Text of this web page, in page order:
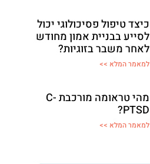
כיצד טיפול פסיכולוגי יכול
לסייע בבניית אמון מחודש
לאחר משבר בזוגיות?
למאמר המלא >>
מהי טראומה מורכבת C-
PTSD?
למאמר המלא >>